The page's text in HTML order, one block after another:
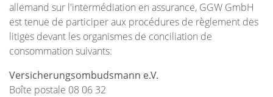
allemand sur l'intermédiation en assurance, GGW GmbH
est tenue de participer aux procédures de règlement des
litiges devant les organismes de conciliation de
consommation suivants:
Versicherungsombudsmann e.V.
Boîte postale 08 06 32